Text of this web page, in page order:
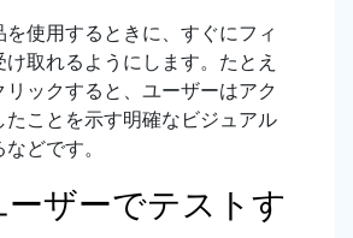
使用するときに、すぐにフィ
取れるようにします。たとえ
リックすると、ユーザーはアク
たことを示す明確なビジュアル
どです。
ーザーでテストす